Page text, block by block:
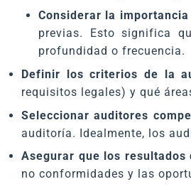
Considerar la
previas. Esto significa
profundidad o frecuencia.
Definir los criterios de la
requisitos legales) y qué
Seleccionar auditores
auditoría. Idealmente, los
Asegurar que los
no conformidades y las